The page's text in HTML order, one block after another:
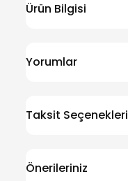
Ürün Bilgisi
Yorumlar
Taksit Seçenekleri
Önerileriniz